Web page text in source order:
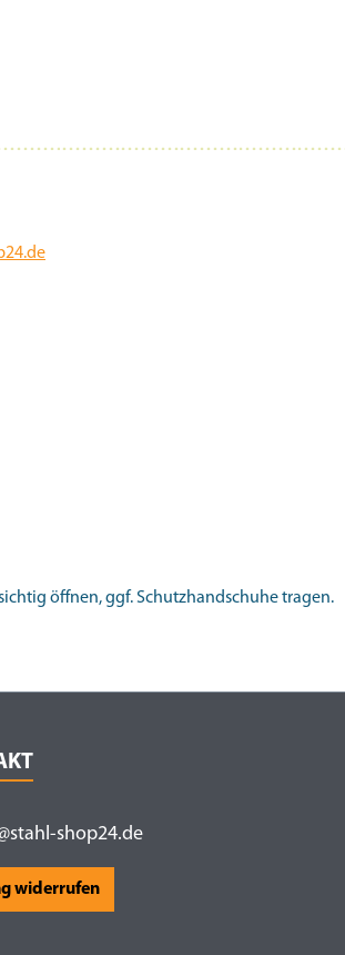
öffnen, ggf. Schutzhandschuhe tragen.
shop24.de
widerrufen